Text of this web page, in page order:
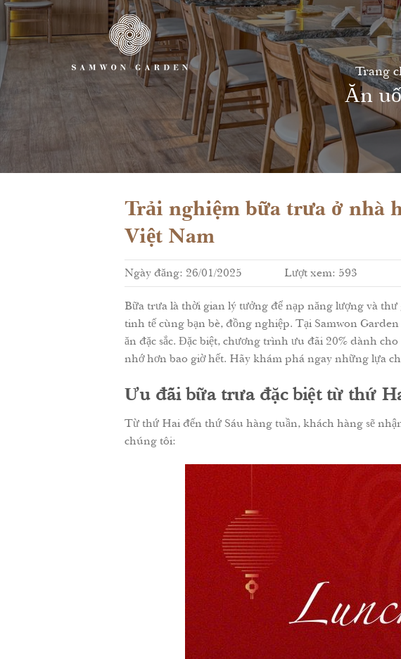
Skip
content
Trang
Ăn
Trải nghiệm bữa trưa ở nhà
Việt Nam
Ngày đăng: 26/01/2025 Lượt xem: 593
Bữa trưa là thời gian lý tưởng để nạp năng lượng và
tinh tế cùng bạn bè, đồng nghiệp. Tại Samwon
ăn đặc sắc. Đặc biệt, chương trình ưu đãi 20% dành
nhớ hơn bao giờ hết. Hãy khám phá ngay những lựa
Ưu đãi bữa trưa đặc biệt từ thứ
Từ thứ Hai đến thứ Sáu hàng tuần, khách hàng sẽ
chúng tôi: